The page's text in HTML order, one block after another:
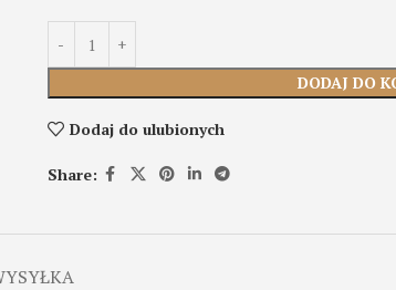
DODAJ DO
Dodaj do ulubionych
Share: